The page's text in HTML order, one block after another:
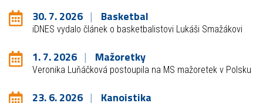
30. 7. 2026 Basketbal
iDNES vydalo článek o basketbalistovi Lukáši Smažákovi
1. 7. 2026 Mažoretky
Veronika Luňáčková postoupila na MS mažoretek v Polsku
23. 6. 2026 Kanoistika